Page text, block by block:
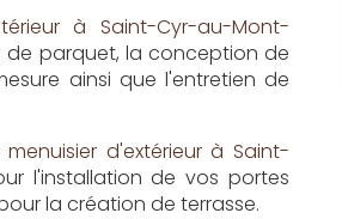
à Saint-Cyr-au-Mont-
parquet, la conception de
ainsi que l'entretien de
menuisier d'extérieur à Saint-
l'installation de vos portes
la création de terrasse.